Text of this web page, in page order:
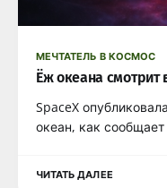
МЕЧТАТЕЛЬ В КОСМОС
Ёж океана смотрит
SpaceX
океан, как
ЧИТАТЬ ДАЛЕЕ